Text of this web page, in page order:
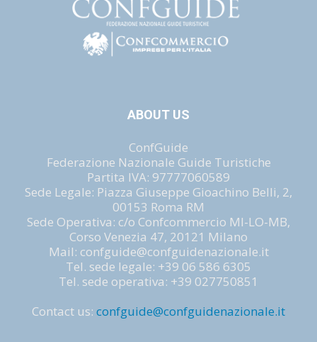
ABOUT US
ConfGuide
Federazione Nazionale Guide Turistiche
Partita IVA: 97777060589
Sede Legale: Piazza Giuseppe Gioachino Belli, 2,
00153 Roma RM
Sede Operativa: c/o Confcommercio MI-LO-MB,
Corso Venezia 47, 20121 Milano
Mail: confguide@confguidenazionale.it
Tel. sede legale: +39 06 586 6305
Tel. sede operativa: +39 027750851
Contact us: confguide@confguidenazionale.it